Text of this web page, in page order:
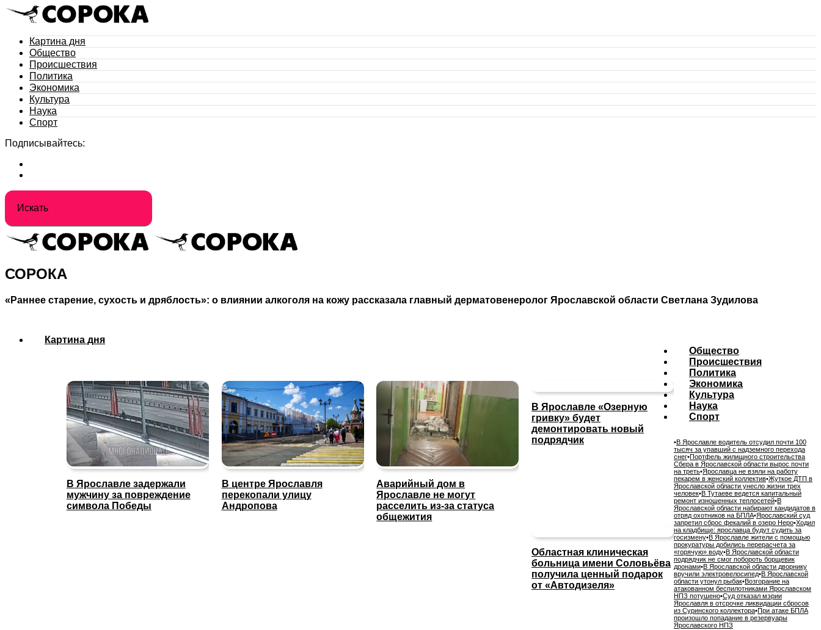
Картина дня
Общество
Происшествия
Политика
Экономика
Культура
Наука
Спорт
Подписывайтесь:
СОРОКА
«Раннее старение, сухость и дряблость»: о влиянии алкоголя на кожу рассказала главный дерматовенеролог Ярославской области Светлана Зудилова
Картина дня
В Ярославле задержали
мужчину за повреждение
символа Победы
В центре Ярославля
перекопали улицу
Андропова
Аварийный дом в
Ярославле не могут
расселить из-за статуса
общежития
В Ярославле «Озерную
гривку» будет
демонтировать новый
подрядчик
Областная клиническая
больница имени Соловьёва
получила ценный подарок
от «Автодизеля»
Общество
Происшествия
Политика
Экономика
Культура
Наука
Спорт
•В Ярославле водитель отсудил почти 100
тысяч за упавший с надземного перехода
снег•Портфель жилищного строительства
Сбера в Ярославской области вырос почти
на треть•Ярославца не взяли на работу
пекарем в женский коллектив•Жуткое ДТП в
Ярославской области унесло жизни трех
человек•В Тутаеве ведется капитальный
ремонт изношенных теплосетей•В
Ярославской области набирают кандидатов в
отряд охотников на БПЛА•Ярославский суд
запретил сброс фекалий в озеро Неро•Ходил
на кладбище: ярославца будут судить за
госизмену•В Ярославле жители с помощью
прокуратуры добились перерасчета за
«горячую» воду•В Ярославской области
подрядчик не смог побороть борщевик
дронами•В Ярославской области дворнику
вручили электровелосипед•В Ярославской
области утонул рыбак•Возгорание на
атакованном беспилотниками Ярославском
НПЗ потушено•Суд отказал мэрии
Ярославля в отсрочке ликвидации сбросов
из Суринского коллектора•При атаке БПЛА
произошло попадание в резервуары
Ярославского НПЗ